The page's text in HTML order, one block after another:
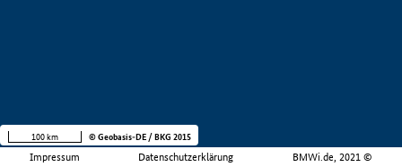
Impressum Datenschutzerklärung BMWi.de, 2021 ©
100 km © Geobasis-DE / BKG 2015